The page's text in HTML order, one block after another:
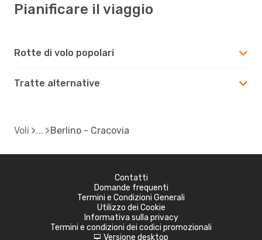
Pianificare il viaggio
Rotte di volo popolari
Tratte alternative
Voli Berlino - Cracovia
Contatti
Domande frequenti
Termini e Condizioni Generali
Utilizzo dei Cookie
Informativa sulla privacy
Termini e condizioni dei codici promozionali
d Versione desktop